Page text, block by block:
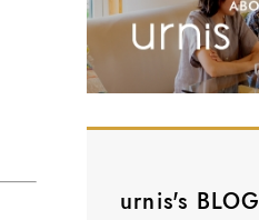
urnis's BLOG